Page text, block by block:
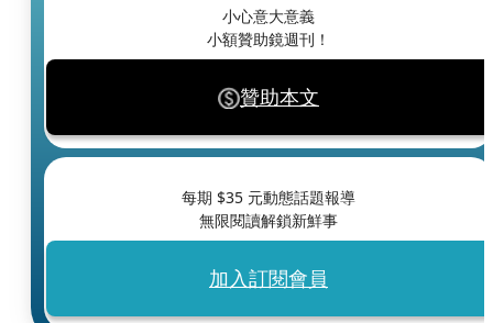
小心意大意義
小額贊助鏡週刊！
贊助本文
每期 $35 元動態話題報導
無限閱讀解鎖新鮮事
加入訂閱會員